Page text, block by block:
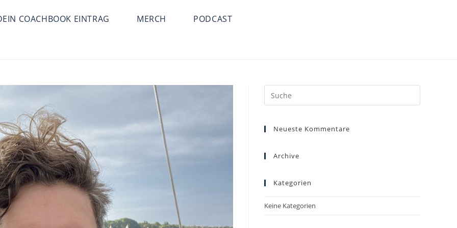
COACHBOOK EINTRAG MERCH PODCAST
Neueste Kommentare
Archive
Kategorien
Keine Kategorien